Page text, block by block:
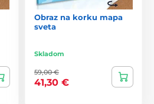
Obraz na korku mapa
sveta
Skladom
59,00 €
41,30 €